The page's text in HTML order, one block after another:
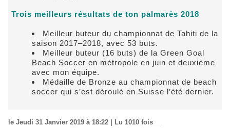
Trois meilleurs résultats de ton palmarès 2018
Meilleur buteur du championnat de Tahiti de la
saison 2017–2018, avec 53 buts.
Meilleur buteur (16 buts) de la Green Goal
Beach Soccer en métropole en juin et deuxième
avec mon équipe.
Médaille de Bronze au championnat de beach
soccer qui s’est déroulé en Suisse l’été dernier.
le Jeudi 31 Janvier 2019 à 18:22 | Lu 1010 fois